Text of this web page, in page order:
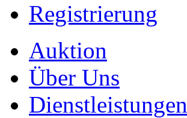
Registrierung
Auktion
Über Uns
Dienstleistungen